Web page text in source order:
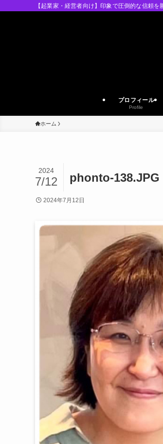
【起業家・経営者向け】印象で圧倒的な信頼
プロフィール
Profile
ホーム
phonto-138.JPG
2024
7/12
2024年7月12日